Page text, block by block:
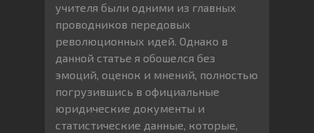
учителя были одними из главных
проводников передовых
революционных идей. Однако в
данной статье я обошелся без
эмоций, оценок и мнений, полностью
погрузившись в официальные
юридические документы и
статистические данные, которые,